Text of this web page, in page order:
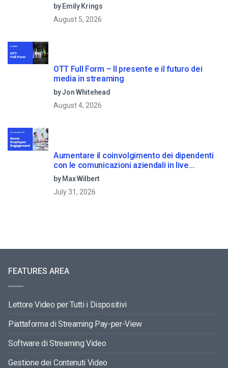
by Emily Krings
August 5, 2026
OTT Full Form – Il presente e il futuro dei
media in streaming
by Jon Whitehead
August 4, 2026
Aumentare il coinvolgimento dei dipendenti
con le comunicazioni aziendali in live
streaming
by Max Wilbert
July 31, 2026
FEATURES AREA
Lettore Video per Tutti i Dispositivi
Piattaforma di Streaming Pay-per-View
Software di Streaming Video
Gestione dei Contenuti Video